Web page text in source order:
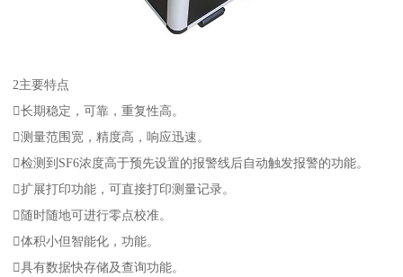
2主要特点
长期稳定，可靠，重复性高。
测量范围宽，精度高，响应迅速。
检测到SF6浓度高于预先设置的报警线后自动触发报警的功能。
扩展打印功能，可直接打印测量记录。
随时随地可进行零点校准。
体积小但智能化，功能。
具有数据快存储及查询功能。